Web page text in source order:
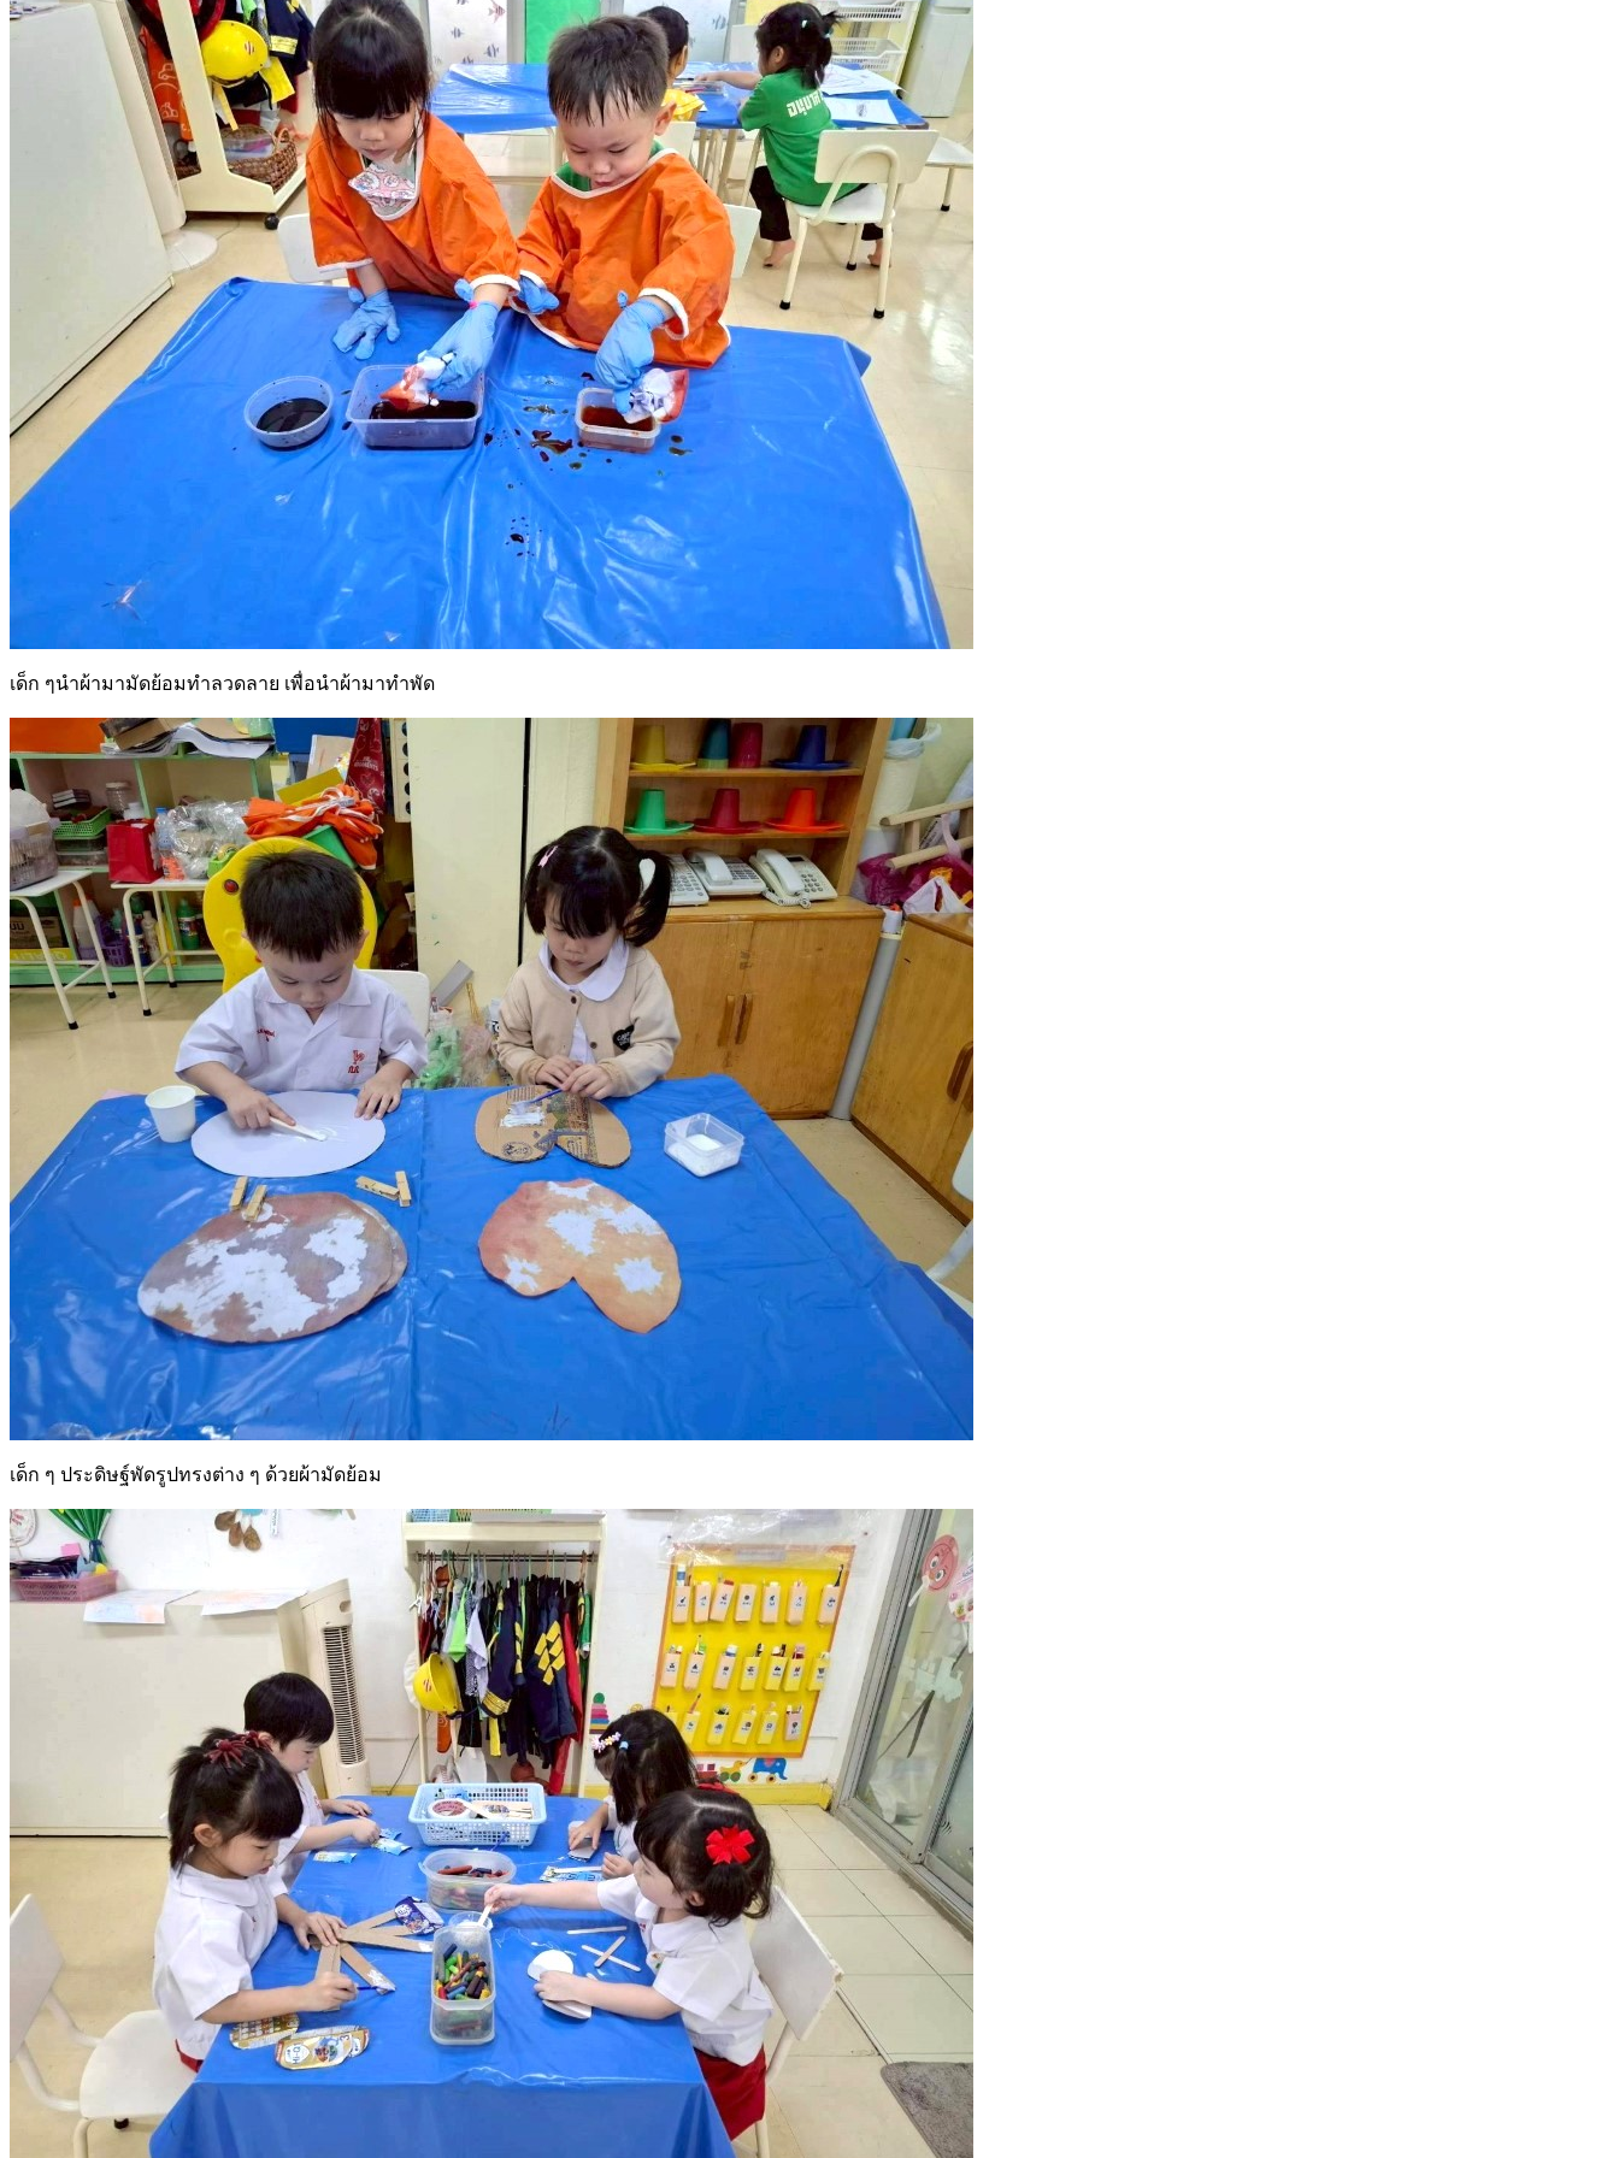
เด็ก ๆนำผ้ามามัดย้อมทำลวดลาย เพื่อนำผ้ามาทำพัด
เด็ก ๆ ประดิษฐ์พัดรูปทรงต่าง ๆ ด้วยผ้ามัดย้อม